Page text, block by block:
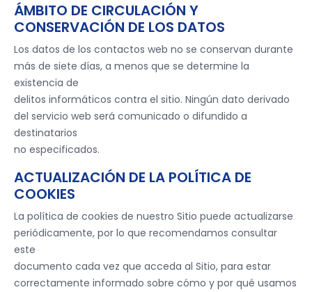
ÁMBITO DE CIRCULACIÓN Y
CONSERVACIÓN DE LOS DATOS
Los datos de los contactos web no se conservan durante
más de siete días, a menos que se determine la
existencia de
delitos informáticos contra el sitio. Ningún dato derivado
del servicio web será comunicado o difundido a
destinatarios
no especificados.
ACTUALIZACIÓN DE LA POLÍTICA DE
COOKIES
La política de cookies de nuestro Sitio puede actualizarse
periódicamente, por lo que recomendamos consultar
este
documento cada vez que acceda al Sitio, para estar
correctamente informado sobre cómo y por qué usamos